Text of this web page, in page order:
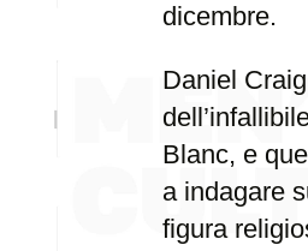
dicembre.
Daniel
Blanc, e
a indagare
figura